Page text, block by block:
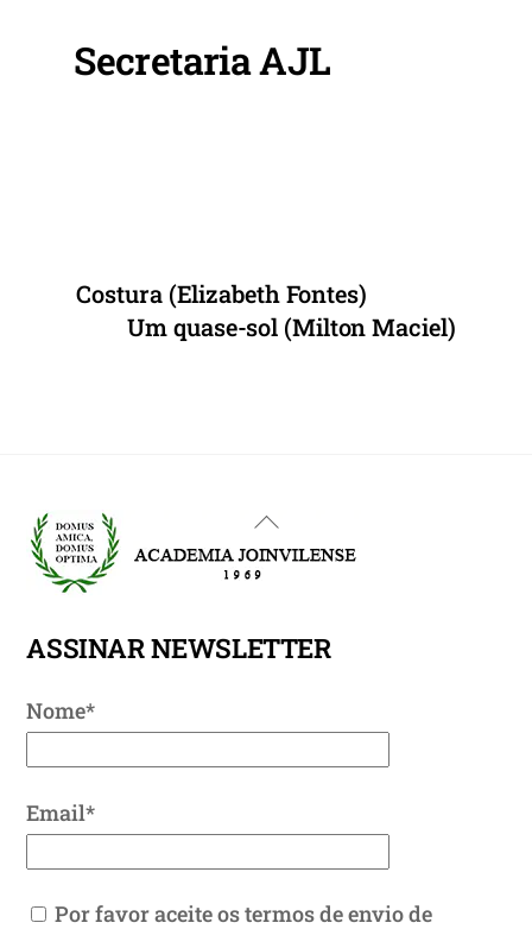
o
o
p
p
Secretaria AJL
Costura (Elizabeth Fontes)
Um quase-sol (Milton Maciel)
Back
To
ASSINAR NEWSLETTER
Nome*
Email*
Por favor aceite os termos de envio de